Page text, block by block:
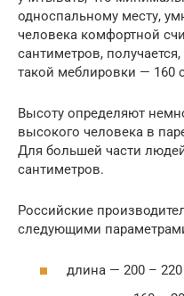
односпальному месту,
человека комфортной
сантиметров,
такой меблировки — 160
Высоту определяют
высокого человека в
Для большей части
сантиметров.
Российские
следующими
длина — 200 –